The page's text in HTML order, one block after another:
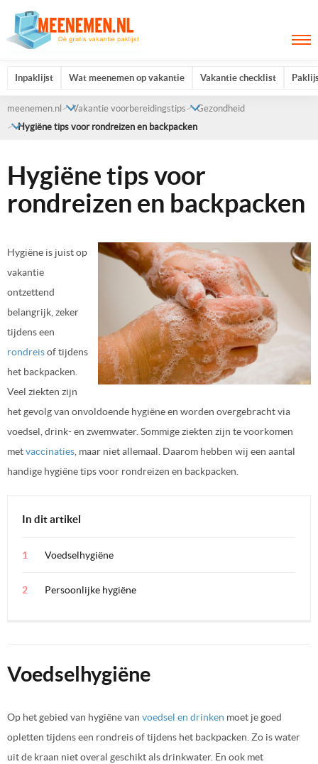
Inpaklijst Wat meenemen op vakantie Vakantie checklist
meenemen.nl Vakantie voorbereidingstips
Gezondheid
Hygiëne tips voor rondreizen en backpacken
Hygiëne tips voor
rondreizen en backpacken
Hygiëne is juist op
vakantie
ontzettend
belangrijk, zeker
tijdens een
rondreisof tijdens
het backpacken.
Veel ziekten zijn
het gevolg van onvoldoende hygiëne en worden overgebracht via
voedsel, drink- en zwemwater. Sommige ziekten zijn te voorkomen
metvaccinaties , maar niet allemaal. Daarom hebben wij een aantal
handige hygiëne tips voor rondreizen en backpacken.
In dit artikel
Voedselhygiëne
Persoonlijke hygiëne
Voedselhygiëne
Op het gebied van hygiëne van voedsel en drinken moet je goed
opletten tijdens een rondreis of tijdens het backpacken. Zo is water
uit de kraan niet overal geschikt als drinkwater. En ook met